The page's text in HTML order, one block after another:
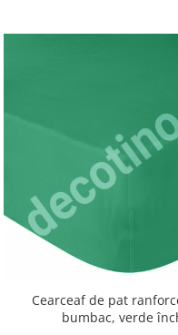
Cearceaf de pat
bumbac, verde